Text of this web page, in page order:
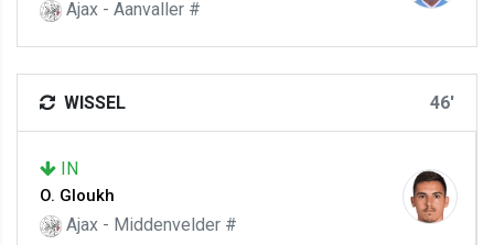
Ajax - Aanvaller #
WISSEL 46'
IN
O. Gloukh
Ajax - Middenvelder #